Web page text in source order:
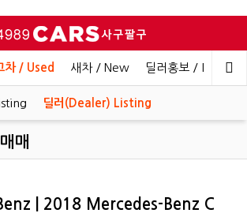
차 / Used 새차 / New 딜러홍보 / Dealer
딜러(Dealer) Listing
매
| 2018 Mercedes-Benz C